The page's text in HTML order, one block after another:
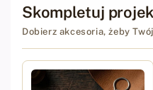
Skompletuj
Dobierz akcesoria, żeby